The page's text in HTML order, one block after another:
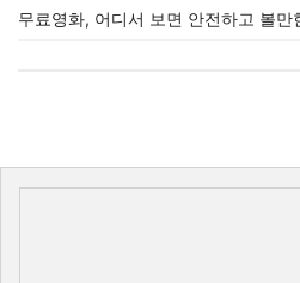
무료영화, 어디서 보면 안전하고 볼